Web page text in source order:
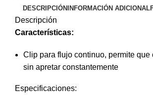
DESCRIPCIÓNINFORMACIÓN ADICIONAL
Descripción
Características:
Clip para flujo continuo, permite que
sin apretar constantemente
Especificaciones: